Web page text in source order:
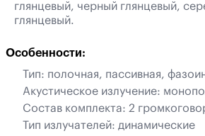
глянцевый, черный глянцевый,
глянцевый.
Особенности:
Тип: полочная, пассивная,
Акустическое излучение:
Состав комплекта: 2
Тип излучателей: динамические